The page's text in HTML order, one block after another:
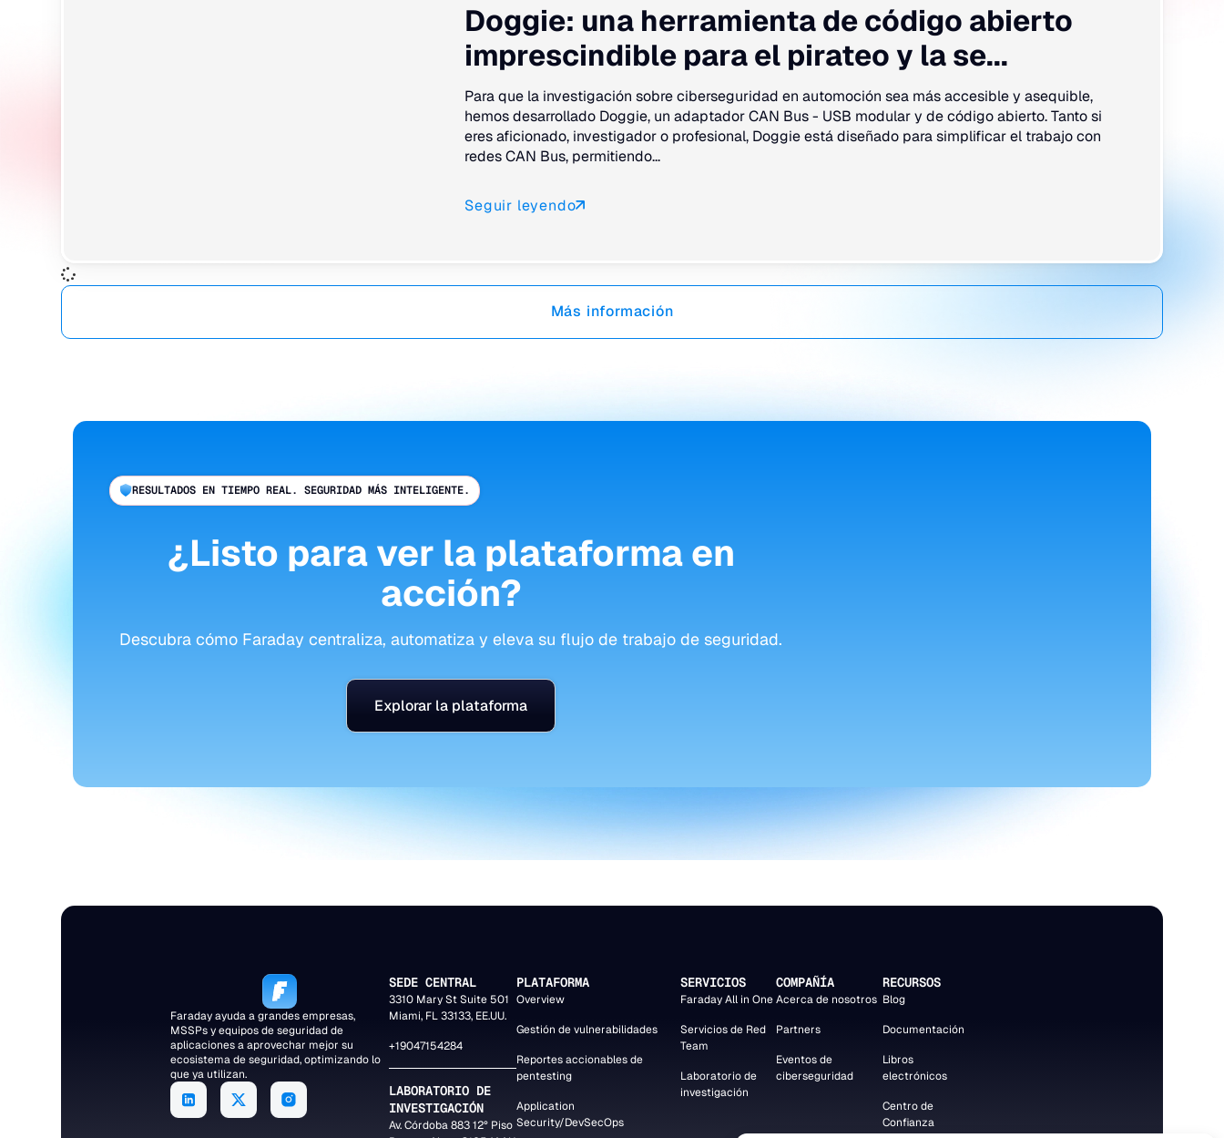
Doggie: una herramienta de código abierto
imprescindible para el pirateo y la se...
Para que la investigación sobre ciberseguridad en automoción sea más accesible y asequible,
hemos desarrollado Doggie, un adaptador CAN Bus - USB modular y de código abierto. Tanto si
eres aficionado, investigador o profesional, Doggie está diseñado para simplificar el trabajo con
redes CAN Bus, permitiendo...
Seguir leyendo
Más información
RESULTADOS EN TIEMPO REAL. SEGURIDAD MÁS INTELIGENTE.
¿Listo para ver la plataforma en
acción?
Descubra cómo Faraday centraliza, automatiza y eleva su flujo de trabajo de seguridad.
Explorar la plataforma
Faraday ayuda a grandes empresas,
MSSPs y equipos de seguridad de
aplicaciones a aprovechar mejor su
ecosistema de seguridad, optimizando lo
que ya utilizan.
SEDE CENTRAL
3310 Mary St Suite 501
Miami, FL 33133, EE.UU.
+19047154284
LABORATORIO DE
INVESTIGACIÓN
Av. Córdoba 883 12° Piso
PLATAFORMA
Overview
Gestión de vulnerabilidades
Reportes accionables de
pentesting
Application
Security/DevSecOps
SERVICIOS
Faraday All in One
Servicios de Red
Team
Laboratorio de
investigación
COMPAÑÍA
Acerca de nosotros
Partners
Eventos de
ciberseguridad
RECURSOS
Blog
Documentación
Libros
electrónicos
Centro de
Confianza